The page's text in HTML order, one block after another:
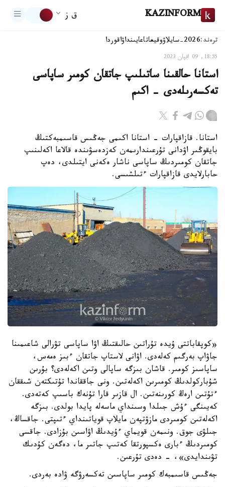
KAZINFORM ق ز
ترەند:2026-سايلاۋ وقيعاتاعايىنداۋاقوردا
18:55, 09 اقپان 2023
استانا حالقىنا ساتىلىپ جاتقان كومىر ساپاسى
تەكسەرىلەدى - اكىم
استانا. قازاقپارات - استانا اكىمى جەڭىس قاسىمبەكتىڭ
بايقوڭىر اۋدانى تۇرعىندارىمەن كەزدەسۋىندە قالاعا اكەلىنىپ
جاتقان كومىردىڭ ساپاسى ناشار ەكەنى ايتىلدى، دەپ
حابارلايدى قازاقپارات ءتىلشىسى.
«كوپقاباتتى ۇيدە تۇراتىن حالىقتىڭ اۋا ساپاسى تۋرالى شاعىمىنا
جاۋاپ بەرگىم كەلەدى. اۋانى لاستاپ جاتقان ءبىز ەمەس،
ساپاسىز كومىر. قاشان بىزگە ساپالى وتىن اكەلەدى؟ بۇرىن
شۇباركولدىڭ كومىرىن اكەلەتىن. ونى جاققاندا تۇتىكتەن شىققان
ءتۇتىن ارەڭ كورىنەتىن. ال قازىر قارا تۇنەك باسىپ كەتەدى.
كەيىنگى ءۇش جىلدا وسىنداي ماسەلە پايدا بولدى. بىزگە
اكەلەتىن كومىردى مازۋتپەن مايلاپ قوياتىنداي ءتىپتى. جاقساڭ،
جىلۋى جوق. ونىمەن قويماي ءۇيدىڭ اۋاسىن بۇزادى. جاقسى
كومىردىڭ ءبارى ەكسپورتقا كەتىپ جاتىر ما، دەگەن كۇدىك
تۋىندايدى»، - دەدى تۇرعىن.
جەڭىس قاسىمبەك كومىر ساپاسىن تەكسەرۋگە ۋادە بەردى.